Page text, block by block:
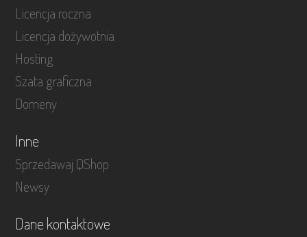
Licencja roczna
Licencja dożywotnia
Hosting
Szata graficzna
Domeny
Inne
Sprzedawaj QShop
Newsy
Dane kontaktowe